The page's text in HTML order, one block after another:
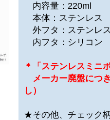
内容量：220ml
本体：ステンレス
外フタ：ステンレ
内フタ：シリコン
＊「ステンレスミ
メーカー廃盤につ
し）
★その他、チェック